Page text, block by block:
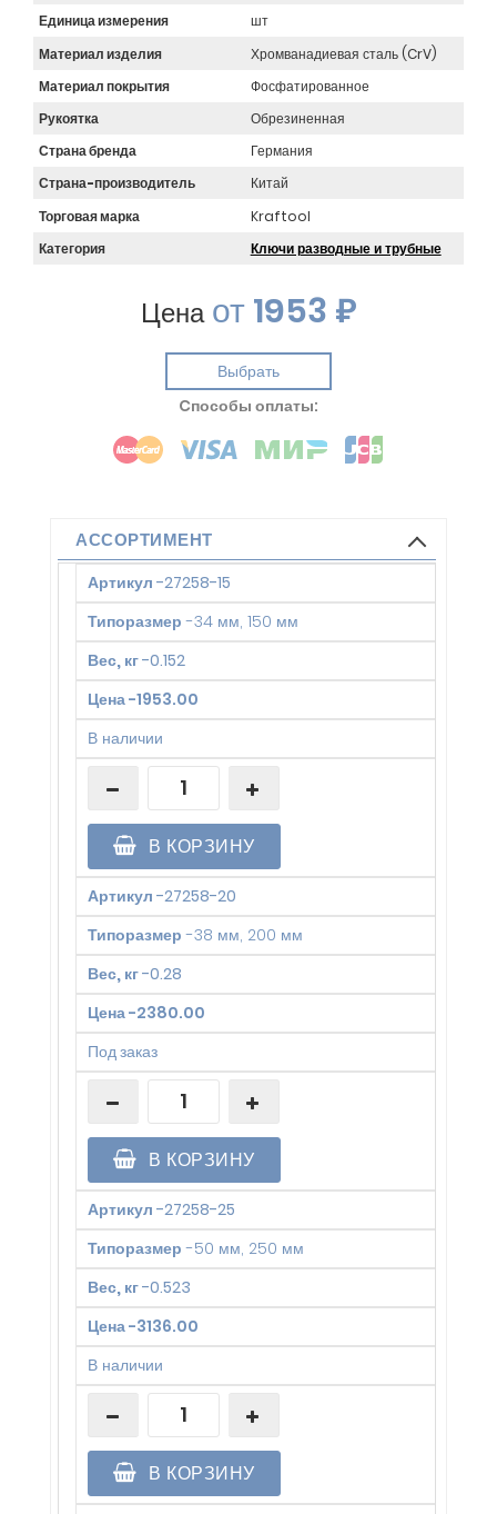
Единица измерения
шт
Материал изделия
Хромванадиевая сталь (CrV)
Материал покрытия
Фосфатированное
Рукоятка
Обрезиненная
Страна бренда
Германия
Страна-производитель
Китай
Торговая марка
Kraftool
Категория
Ключи разводные и трубные
Ценаот1953 ₽
Выбрать
Cпособы оплаты:
АССОРТИМЕНТ
Артикул -27258-15
Типоразмер -34 мм, 150 мм
Вес, кг-0.152
Цена-1953.00
В наличии
В КОРЗИНУ
Артикул -27258-20
Типоразмер -38 мм, 200 мм
Вес, кг-0.28
Цена-2380.00
Под заказ
В КОРЗИНУ
Артикул -27258-25
Типоразмер -50 мм, 250 мм
Вес, кг-0.523
Цена-3136.00
В наличии
В КОРЗИНУ